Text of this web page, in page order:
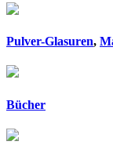
Pulver-Glasuren,
Bücher